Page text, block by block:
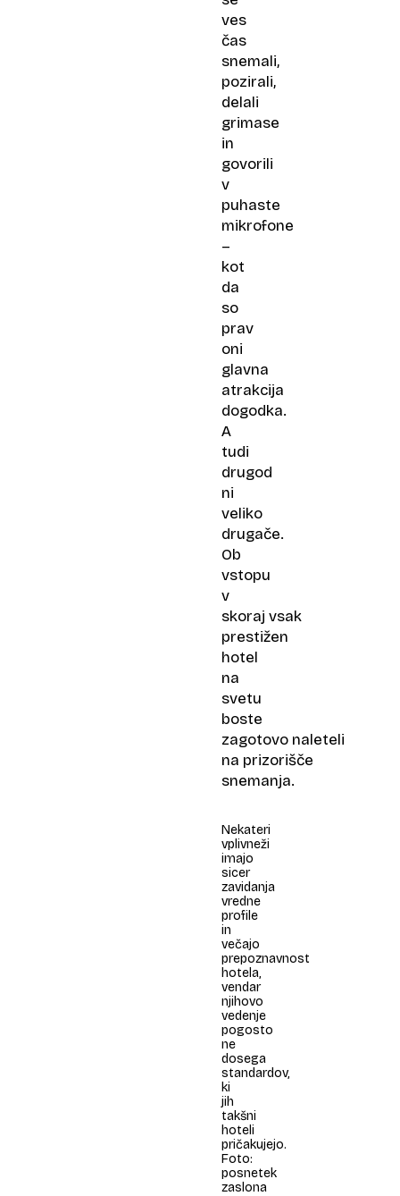
ves
čas
snemali,
pozirali,
delali
grimase
in
govorili
v
puhaste
mikrofone
–
kot
da
so
prav
oni
glavna
atrakcija
dogodka.
A
tudi
drugod
ni
veliko
drugače.
Ob
vstopu
v
skoraj vsak
prestižen
hotel
na
svetu
boste
zagotovo naleteli
na prizorišče
snemanja.
Nekateri
vplivneži
imajo
sicer
zavidanja
vredne
profile
in
večajo
prepoznavnost
hotela,
vendar
njihovo
vedenje
pogosto
ne
dosega
standardov,
ki
jih
takšni
hoteli
pričakujejo.
Foto:
posnetek
zaslona